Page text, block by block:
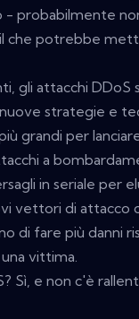
probabilmente
che potrebbe
gli attacchi
strategie e
grandi per
a
in seriale per
vettori di attacco
di fare più danni
vittima.
Sì, e non c'è